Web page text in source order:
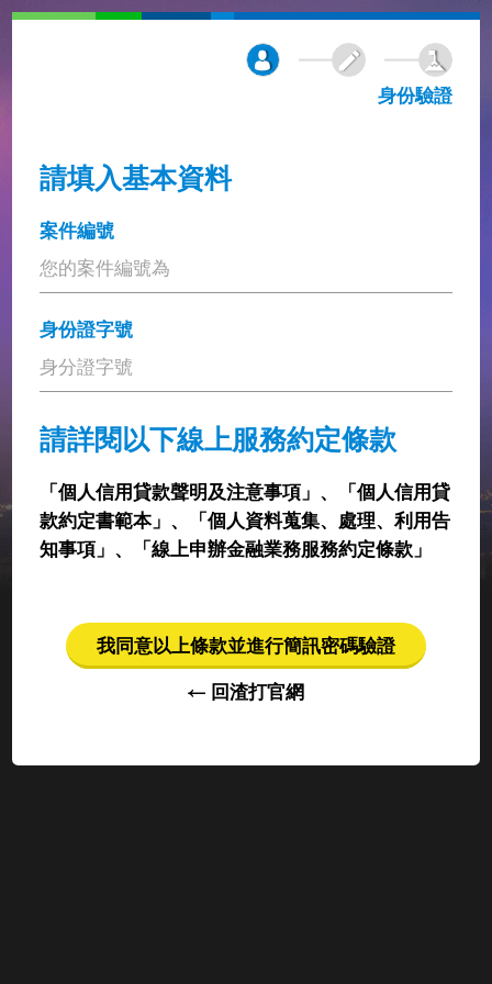
身份驗證
請填入基本資料
案件編號
身份證字號
請詳閱以下線上服務約定條款
「個人信用貸款聲明及注意事項」、「個人信用貸
款約定書範本」、「個人資料蒐集、處理、利用告
知事項」、「線上申辦金融業務服務約定條款」
回渣打官網
我同意以上條款並進行簡訊密碼驗證